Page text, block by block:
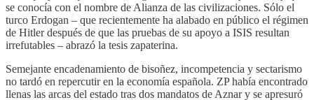
se conocía con el nombre de Alianza de las civilizaciones. Sólo el
turco Erdogan – que recientemente ha alabado en público el régimen
de Hitler después de que las pruebas de su apoyo a ISIS resultan
irrefutables – abrazó la tesis zapaterina.
Semejante encadenamiento de bisoñez, incompetencia y sectarismo
no tardó en repercutir en la economía española. ZP había encontrado
llenas las arcas del estado tras dos mandatos de Aznar y se apresuró